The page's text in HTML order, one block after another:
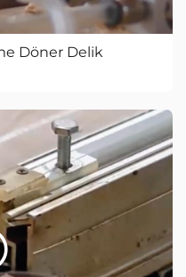
Döner Delik